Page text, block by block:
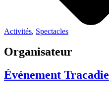
Activités, Spectacles
Organisateur
Événement Tracadie